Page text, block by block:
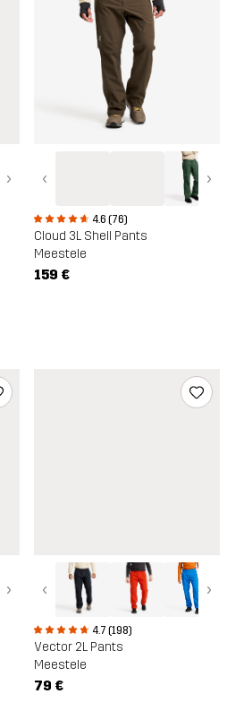
› ‹ ›
4.6 (76)
Cloud 3L Shell Pants
Meestele
159 €
› ‹ ›
4.7 (198)
Vector 2L Pants
Meestele
79 €